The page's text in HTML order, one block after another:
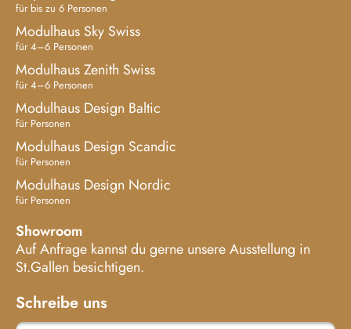
für bis zu 6 Personen
Modulhaus Sky Swiss
für 4–6 Personen
Modulhaus Zenith Swiss
für 4–6 Personen
Modulhaus Design Baltic
für Personen
Modulhaus Design Scandic
für Personen
Modulhaus Design Nordic
für Personen
Showroom
Auf Anfrage kannst du gerne unsere Ausstellung in
St.Gallen besichtigen.
Schreibe uns